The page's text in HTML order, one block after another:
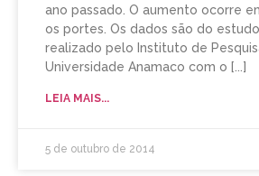
ano passado. O aumento ocorre
os portes. Os dados são do
realizado pelo Instituto de
Universidade Anamaco com o
LEIA MAIS...
5 de outubro de 2014